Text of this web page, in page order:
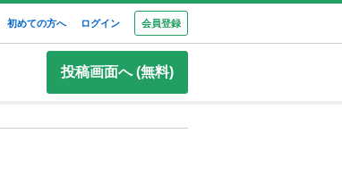
初めての方へ ログイン 会員登録
投稿画面へ (無料)